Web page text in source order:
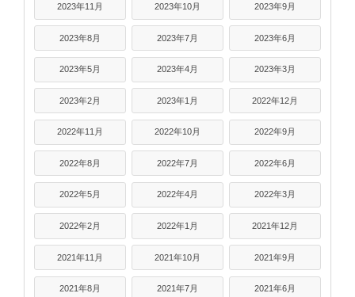
2023年11月 2023年10月 2023年9月
2023年8月 2023年7月 2023年6月
2023年5月 2023年4月 2023年3月
2023年2月 2023年1月 2022年12月
2022年11月 2022年10月 2022年9月
2022年8月 2022年7月 2022年6月
2022年5月 2022年4月 2022年3月
2022年2月 2022年1月 2021年12月
2021年11月 2021年10月 2021年9月
2021年8月 2021年7月 2021年6月